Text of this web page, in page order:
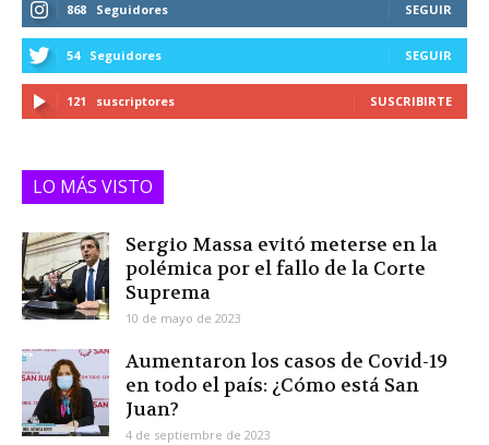
868 Seguidores SEGUIR
54 Seguidores SEGUIR
121 suscriptores SUSCRIBIRTE
LO MÁS VISTO
Sergio Massa evitó meterse en la
polémica por el fallo de la Corte
Suprema
10 de mayo de 2023
Aumentaron los casos de Covid-19
en todo el país: ¿Cómo está San
Juan?
4 de septiembre de 2023